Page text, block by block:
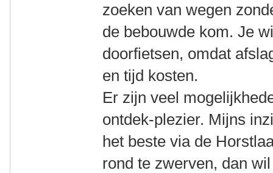
zoeken van wegen
de bebouwde kom. Je
doorfietsen, omdat
en tijd kosten.
Er zijn veel
ontdek-plezier. Mijns
het beste via de
rond te zwerven, dan